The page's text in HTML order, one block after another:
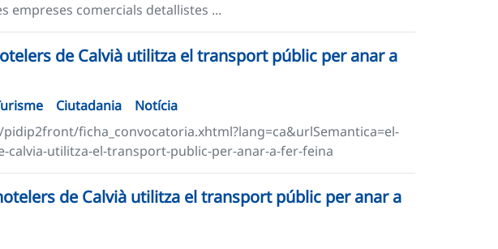
empreses comercials detallistes ...
de Calvià utilitza el transport públic per anar a
Ciutadania
Notícia
ficha_convocatoria.xhtml?lang=ca&urlSemantica=el-
calvia-utilitza-el-transport-public-per-anar-a-fer-feina
de Calvià utilitza el transport públic per anar a